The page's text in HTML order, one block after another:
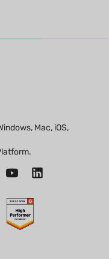
Mac, iOS,